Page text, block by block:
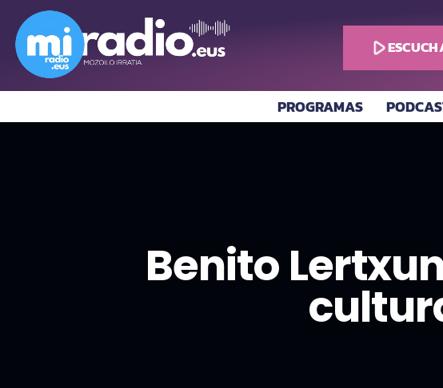
play_arrow
PROGRAMAS
Benito